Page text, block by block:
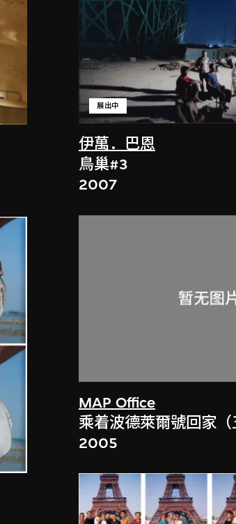
伊萬．巴恩
展出中
鳥巢#3
2007
MAP Office
乘着波德萊爾號回家（
2005